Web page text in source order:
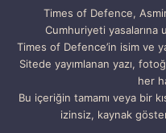
Times of Defence,
Cumhuriyeti yasalarına
Times of Defence’in isim ve
Sitede yayımlanan yazı,
her
Bu içeriğin tamamı veya bir
izinsiz, kaynak